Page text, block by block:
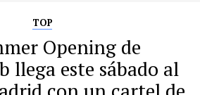
TOP
Opening de
llega este sábado al